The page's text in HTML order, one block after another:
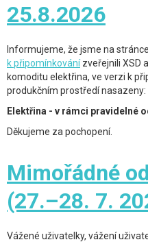
25.8.2026
Informujeme, že jsme na stránce
k připomínkování zveřejnili XSD
komoditu elektřina, ve verzi k
produkčním prostředí nasazeny:
Elektřina - v rámci pravidelné
Děkujeme za pochopení.
Mimořádné
(27.–28. 7.
Vážené uživatelky, vážení